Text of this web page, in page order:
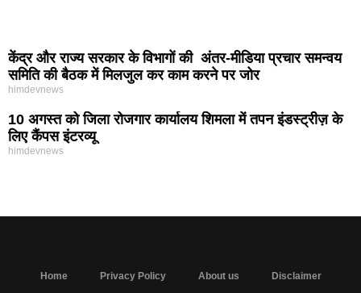
केंद्र और राज्य सरकार के विभागों की अंतर-मीडिया प्रचार समन्वय
समिति की बैठक में मिलजुल कर काम करने पर जोर
himdevnews
10 अगस्त को जिला रोजगार कार्यालय शिमला में तपन इंडस्ट्रीज़ के
लिए कैंपस इंटरव्यू
himdevnews
Home Privacy Policy About us Disclaimer